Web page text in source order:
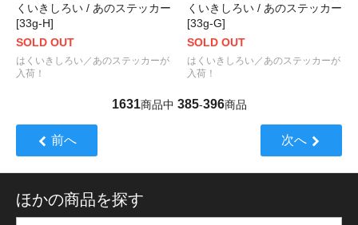
くいきしろい / あのステッカー
[33g-H]
SOLD OUT
はくいきしろい／あのステッカーが
入荷！
くいきしろい / あのステッカー
[33g-G]
SOLD OUT
はくいきしろい／あのステッカーが
入荷！
1631商品中 385-396商品
前へ 次へ
ほかの商品を探す